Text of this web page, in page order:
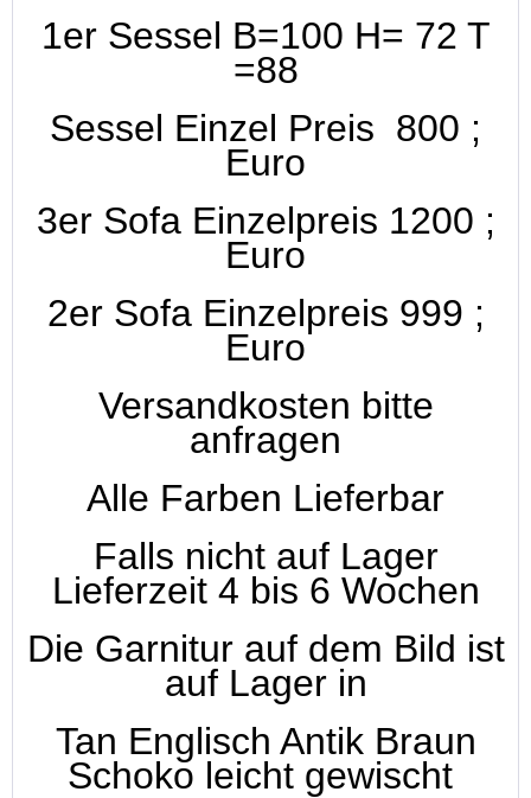
1er Sessel B=100 H= 72 T
=88
Sessel Einzel Preis 800 ;
Euro
3er Sofa Einzelpreis 1200 ;
Euro
2er Sofa Einzelpreis 999 ;
Euro
Versandkosten bitte
anfragen
Alle Farben Lieferbar
Falls nicht auf Lager
Lieferzeit 4 bis 6 Wochen
Die Garnitur auf dem Bild ist
auf Lager in
Tan Englisch Antik Braun
Schoko leicht gewischt